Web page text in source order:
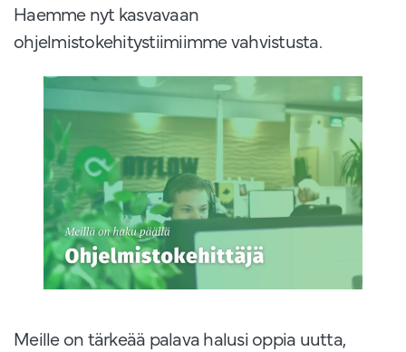
Haemme nyt kasvavaan
ohjelmistokehitystiimiimme vahvistusta.
Meille on tärkeää palava halusi oppia uutta,